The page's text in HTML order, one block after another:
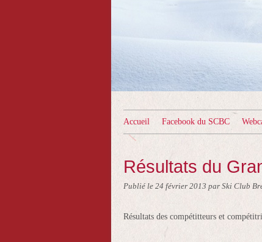
Accueil Facebook du SCBC
Résultats du
Publié le 24 février 2013 par Ski Club
Résultats des compétitteurs et